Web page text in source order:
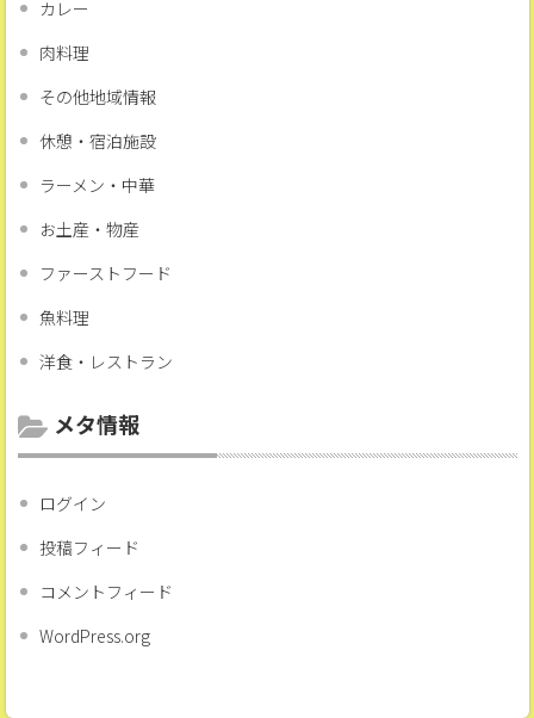
カレー
肉料理
その他地域情報
休憩・宿泊施設
ラーメン・中華
お土産・物産
ファーストフード
魚料理
洋食・レストラン
メタ情報
ログイン
投稿フィード
コメントフィード
WordPress.org